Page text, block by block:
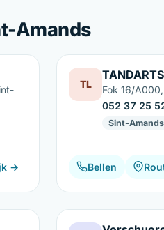
Amands
→
TL
Fok 16/
052 37 25
Sint-Amands
Bellen